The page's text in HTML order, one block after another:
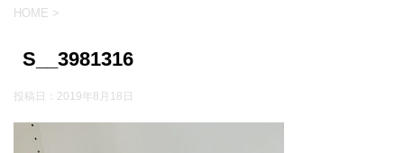
HOME >
S__3981316
投稿日： 2019年8月18日